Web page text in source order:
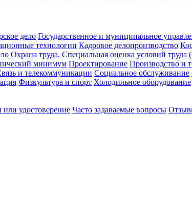
дело Государственное и муниципальное
технологии Кадровое делопроизводство
Охрана труда. Специальная оценка условий
минимум Проектирование Производство и
и телекоммуникации Социальное обслуживание
Физкультура и спорт Холодильное оборудование
удостоверение Часто задаваемые вопросы